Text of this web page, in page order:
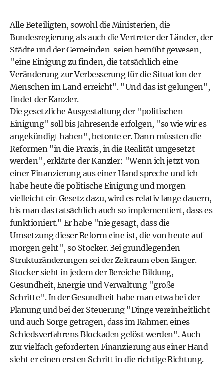
Alle Beteiligten, sowohl die Ministerien, die
Bundesregierung als auch die Vertreter der Länder, der
Städte und der Gemeinden, seien bemüht gewesen,
"eine Einigung zu finden, die tatsächlich eine
Veränderung zur Verbesserung für die Situation der
Menschen im Land erreicht". "Und das ist gelungen",
findet der Kanzler.
Die gesetzliche Ausgestaltung der "politischen
Einigung" soll bis Jahresende erfolgen, "so wie wir es
angekündigt haben", betonte er. Dann müssten die
Reformen "in die Praxis, in die Realität umgesetzt
werden", erklärte der Kanzler: "Wenn ich jetzt von
einer Finanzierung aus einer Hand spreche und ich
habe heute die politische Einigung und morgen
vielleicht ein Gesetz dazu, wird es relativ lange dauern,
bis man das tatsächlich auch so implementiert, dass es
funktioniert." Er habe "nie gesagt, dass die
Umsetzung dieser Reform eine ist, die von heute auf
morgen geht", so Stocker. Bei grundlegenden
Strukturänderungen sei der Zeitraum eben länger.
Stocker sieht in jedem der Bereiche Bildung,
Gesundheit, Energie und Verwaltung "große
Schritte". In der Gesundheit habe man etwa bei der
Planung und bei der Steuerung "Dinge vereinheitlicht
und auch Sorge getragen, dass im Rahmen eines
Schiedsverfahrens Blockaden gelöst werden". Auch
zur vielfach geforderten Finanzierung aus einer Hand
sieht er einen ersten Schritt in die richtige Richtung.